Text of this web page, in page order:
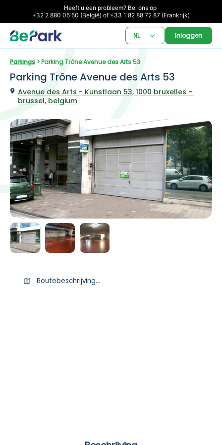
Heeft u een probleem? Bel ons op
+32 2 880 05 50 (België) of +33 1 82 88 72 87 (Frankrijk)
NL Inloggen
Parkings > Parking Trône Avenue des Arts 53
Parking Trône Avenue des Arts 53
Avenue des Arts - Kunstlaan 53, 1000 bruxelles -
brussel, belgium
Routebeschrijving ophalen